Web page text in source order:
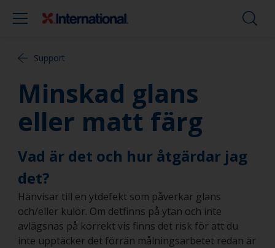
Support
Minskad glans
eller matt färg
Vad är det och hur åtgärdar jag
det?
Hänvisar till en ytdefekt som påverkar glans
och/eller kulör. Om detfinns på ytan och inte
avlägsnas på korrekt vis finns det risk för att du
inte upptäcker det förrän målningsarbetet redan är